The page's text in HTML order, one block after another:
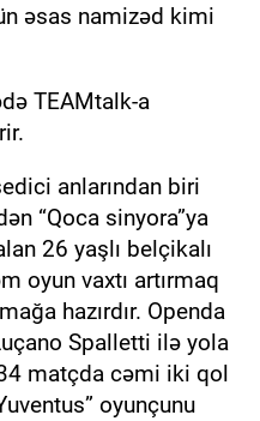
əsas namizəd kimi
TEAMtalk-a
anlarından biri
“Qoca sinyora”ya
26 yaşlı belçikalı
oyun vaxtı artırmaq
hazırdır. Openda
Spalletti ilə yola
matçda cəmi iki qol
oyunçunu